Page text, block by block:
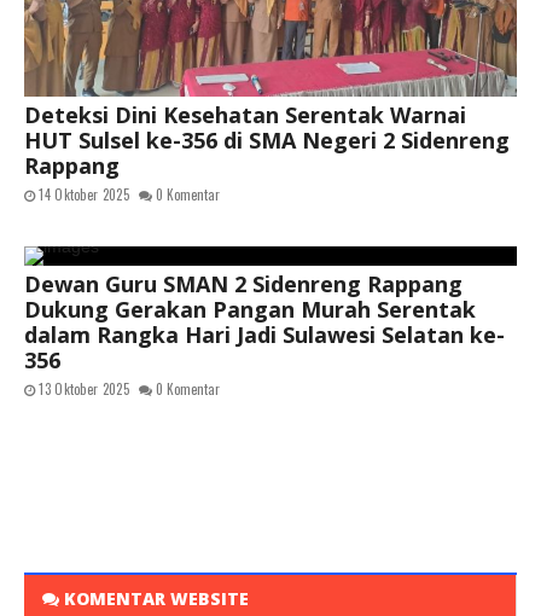
Deteksi Dini Kesehatan Serentak Warnai
HUT Sulsel ke-356 di SMA Negeri 2 Sidenreng
Rappang
14 Oktober 2025 0 Komentar
Dewan Guru SMAN 2 Sidenreng Rappang
Dukung Gerakan Pangan Murah Serentak
dalam Rangka Hari Jadi Sulawesi Selatan ke-
356
13 Oktober 2025 0 Komentar
KOMENTAR WEBSITE